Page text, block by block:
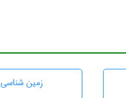
زمين شناسی